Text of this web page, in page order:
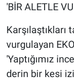
'BİR ALETLE
Karşılaştıkları
vurgulayan
'Yaptığımız
derin bir kesi
Türkiye'nin
Türkiye'nin
Yerel